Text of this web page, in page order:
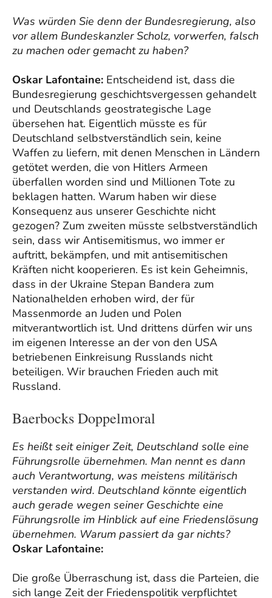
Was würden Sie denn der Bundesregierung, also
vor allem Bundeskanzler Scholz, vorwerfen, falsch
zu machen oder gemacht zu haben?
Oskar Lafontaine: Entscheidend ist, dass die
Bundesregierung geschichtsvergessen gehandelt
und Deutschlands geostrategische Lage
übersehen hat. Eigentlich müsste es für
Deutschland selbstverständlich sein, keine
Waffen zu liefern, mit denen Menschen in Ländern
getötet werden, die von Hitlers Armeen
überfallen worden sind und Millionen Tote zu
beklagen hatten. Warum haben wir diese
Konsequenz aus unserer Geschichte nicht
gezogen? Zum zweiten müsste selbstverständlich
sein, dass wir Antisemitismus, wo immer er
auftritt, bekämpfen, und mit antisemitischen
Kräften nicht kooperieren. Es ist kein Geheimnis,
dass in der Ukraine Stepan Bandera zum
Nationalhelden erhoben wird, der für
Massenmorde an Juden und Polen
mitverantwortlich ist. Und drittens dürfen wir uns
im eigenen Interesse an der von den USA
betriebenen Einkreisung Russlands nicht
beteiligen. Wir brauchen Frieden auch mit
Russland.
Baerbocks Doppelmoral
Es heißt seit einiger Zeit, Deutschland solle eine
Führungsrolle übernehmen. Man nennt es dann
auch Verantwortung, was meistens militärisch
verstanden wird. Deutschland könnte eigentlich
auch gerade wegen seiner Geschichte eine
Führungsrolle im Hinblick auf eine Friedenslösung
übernehmen. Warum passiert da gar nichts?
Oskar Lafontaine:
Die große Überraschung ist, dass die Parteien, die
sich lange Zeit der Friedenspolitik verpflichtet